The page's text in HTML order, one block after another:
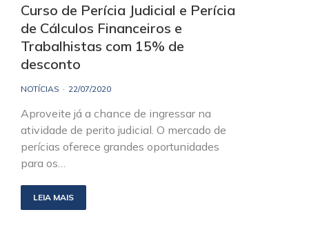
Curso de Perícia Judicial e Perícia
de Cálculos Financeiros e
Trabalhistas com 15% de
desconto
NOTÍCIAS 22/07/2020
Aproveite já a chance de ingressar na
atividade de perito judicial. O mercado de
perícias oferece grandes oportunidades
para os…
LEIA MAIS